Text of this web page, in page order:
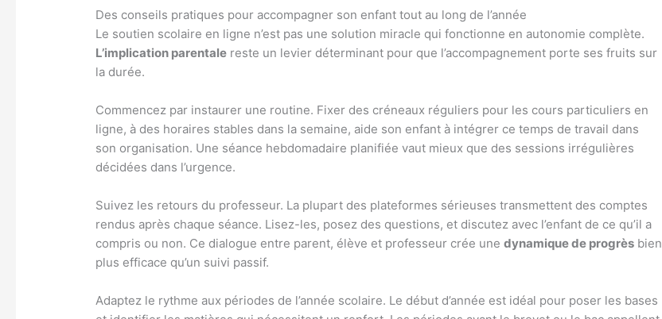
Des conseils pratiques pour accompagner son enfant tout au long de l’année
Le soutien scolaire en ligne n’est pas une solution miracle qui fonctionne en autonomie complète.
L’implication parentale reste un levier déterminant pour que l’accompagnement porte ses fruits sur
la durée.
Commencez par instaurer une routine. Fixer des créneaux réguliers pour les cours particuliers en
ligne, à des horaires stables dans la semaine, aide son enfant à intégrer ce temps de travail dans
son organisation. Une séance hebdomadaire planifiée vaut mieux que des sessions irrégulières
décidées dans l’urgence.
Suivez les retours du professeur. La plupart des plateformes sérieuses transmettent des comptes
rendus après chaque séance. Lisez-les, posez des questions, et discutez avec l’enfant de ce qu’il a
compris ou non. Ce dialogue entre parent, élève et professeur crée unedynamique de progrès bien
plus efficace qu’un suivi passif.
Adaptez le rythme aux périodes de l’année scolaire. Le début d’année est idéal pour poser les bases